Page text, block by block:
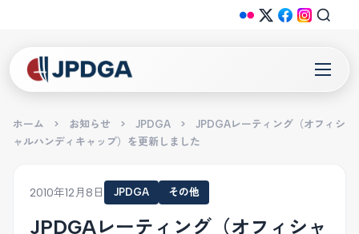
ホーム > お知らせ > JPDGA >
JPDGAレーティング（オフィシ
ャルハンディキャップ）を更新しました
2010年12月8日 JPDGA その他
JPDGAレーティング（オフィシャ